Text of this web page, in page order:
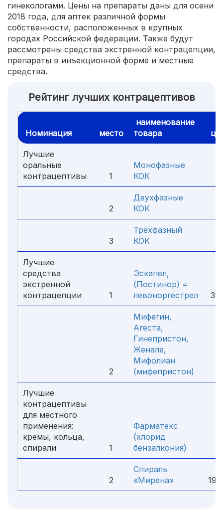
гинекологами. Цены на препараты даны для осени
2018 года, для аптек различной формы
собственности, расположенных в крупных
городах Российской федерации. Также будут
рассмотрены средства экстренной контрацепции,
препараты в инъекционной форме и местные
средства.
Рейтинг лучших контрацептивов
Номинация место
наименование
товара
Лучшие
оральные
контрацептивы
1
Монофазные
КОК
2
Двухфазные
КОК
3
Трехфазный
КОК
Лучшие
средства
экстренной
контрацепции
1
Эскапел,
(Постинор) =
левоноргестрел
2
Мифегин,
Агеста,
Гинепристон,
Женале,
Мифолиан
(мифепристон)
Лучшие
контрацептивы
для местного
применения:
кремы, кольца,
спирали
1
Фарматекс
(хлорид
бензалкония)
2
Спираль
«Мирена»